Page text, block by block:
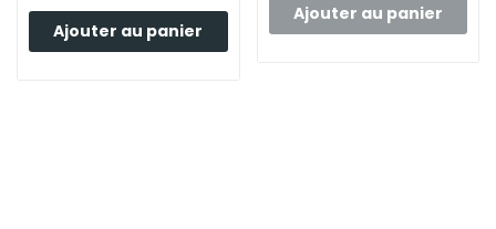
Ajouter au panier
Ajouter au panier